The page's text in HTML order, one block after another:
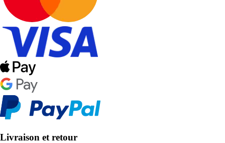
Livraison et retour